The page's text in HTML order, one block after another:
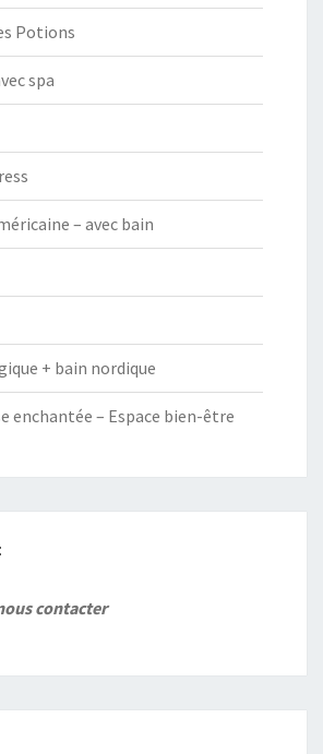
Potions
spa
– avec bain
+ bain nordique
enchantée – Espace bien-être
contacter